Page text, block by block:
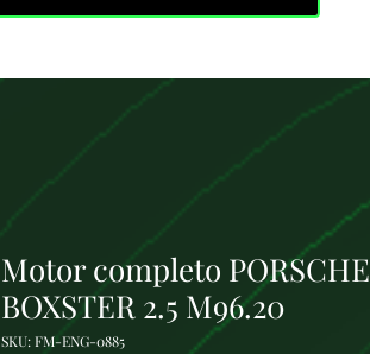
Motor completo PORSCHE
BOXSTER 2.5 M96.20
SKU: FM-ENG-0885